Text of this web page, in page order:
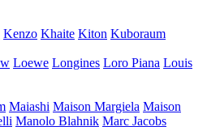
Kenzo Khaite Kiton Kuboraum
Loewe Longines Loro Piana Louis
Maiashi Maison Margiela Maison
Manolo Blahnik Marc Jacobs